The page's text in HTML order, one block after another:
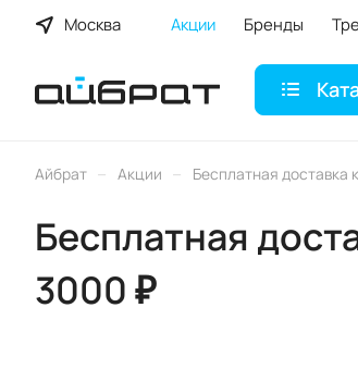
Москва Акции Бренды
Айбрат – Акции – Бесплатная доставка
Бесплатная
3000 ₽